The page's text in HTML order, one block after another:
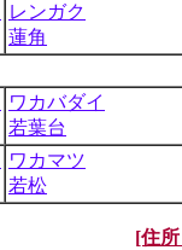
レンガク
蓮角
ワカバダイ
若葉台
ワカマツ
若松
[住